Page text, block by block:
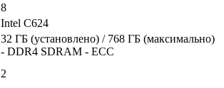
8
Intel C624
32 ГБ (установлено) / 768 ГБ (максимально)
- DDR4 SDRAM - ECC
2